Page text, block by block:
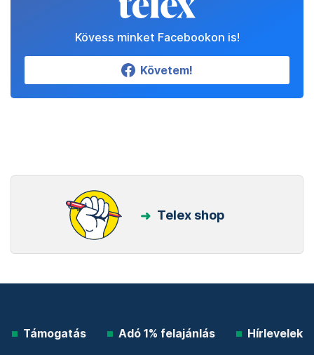
Kövess minket Facebookon is!
Követem!
Telex shop
Támogatás Adó 1% felajánlás Hírlevelek